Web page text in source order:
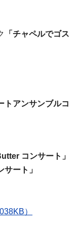
「チャペルでゴス
トアンサンブルコ
コンサート」
サート」
）